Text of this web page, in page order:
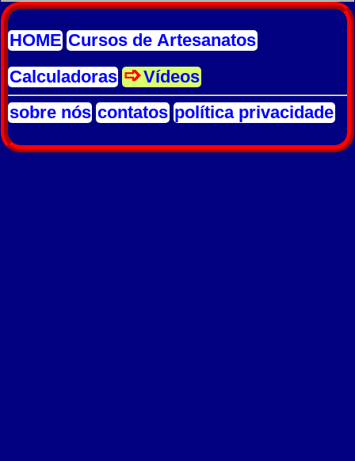
HOME Cursos de Artesanatos
Calculadoras
Vídeos
sobre nós contatos política privacidade